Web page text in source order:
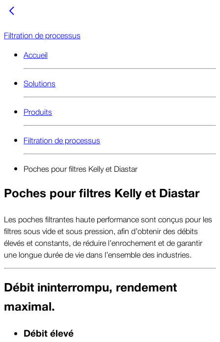
Filtration de processus
Accueil
Solutions
Produits
Filtration de processus
Poches pour filtres Kelly et Diastar
Poches pour filtres Kelly et Diastar
Les poches filtrantes haute performance sont conçus pour les
filtres sous vide et sous pression, afin d’obtenir des débits
élevés et constants, de réduire l’enrochement et de garantir
une longue durée de vie dans l’ensemble des industries.
Débit ininterrompu, rendement
maximal.
Débit élevé